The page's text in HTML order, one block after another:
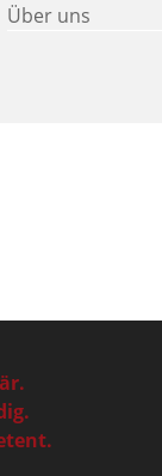
Über uns